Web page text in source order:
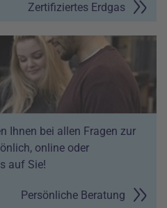
Zertifiziertes Erdgas
Ihnen bei allen Fragen zur
online oder
auf Sie!
Persönliche Beratung